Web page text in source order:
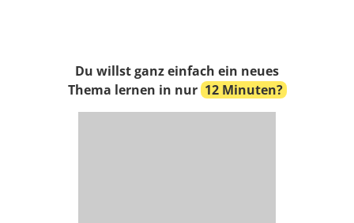
Du willst ganz einfach ein neues
Thema lernen in nur 12 Minuten?